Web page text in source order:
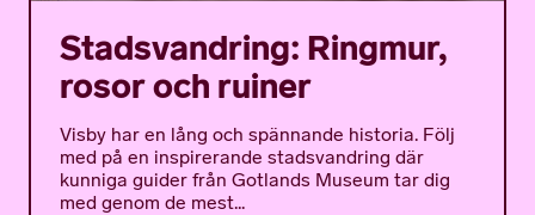
Stadsvandring: Ringmur,
rosor och ruiner
Visby har en lång och spännande historia. Följ
med på en inspirerande stadsvandring där
kunniga guider från Gotlands Museum tar dig
med genom de mest...